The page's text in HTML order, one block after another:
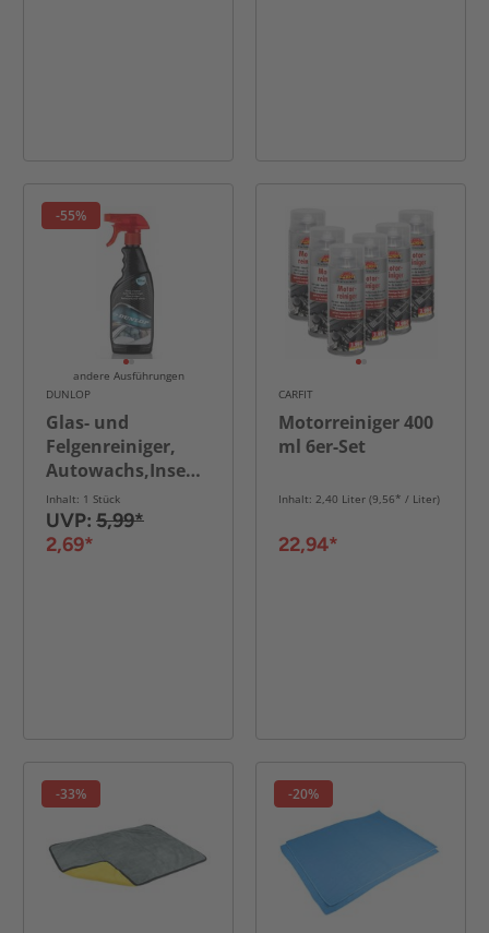
-55%
andere Ausführungen
DUNLOP
Glas- und
Felgenreiniger,
Autowachs,Insektenentferner,Wash&Wax-
Inhalt: 1 Stück
UVP: 5,99*
2,69*
CARFIT
Motorreiniger 400
ml 6er-Set
Inhalt: 2,40 Liter (9,56* / Liter)
22,94*
-33% -20%